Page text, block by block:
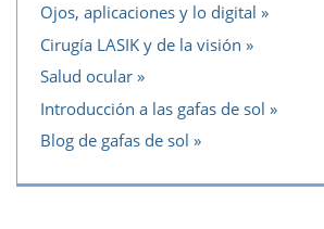
Ojos, aplicaciones y lo digital
Cirugía LASIK y de la visión
Salud ocular
Introducción a las gafas de sol
Blog de gafas de sol